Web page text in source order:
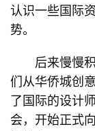
认识一些国际
势。
后来慢慢积
们从华侨城创
了国际的设计
会，开始正式